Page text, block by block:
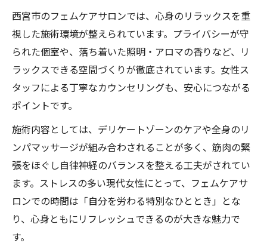
西宮市のフェムケアサロンでは、心身のリラックスを重
視した施術環境が整えられています。プライバシーが守
られた個室や、落ち着いた照明・アロマの香りなど、リ
ラックスできる空間づくりが徹底されています。女性ス
タッフによる丁寧なカウンセリングも、安心につながる
ポイントです。
施術内容としては、デリケートゾーンのケアや全身のリ
ンパマッサージが組み合わされることが多く、筋肉の緊
張をほぐし自律神経のバランスを整える工夫がされてい
ます。ストレスの多い現代女性にとって、フェムケアサ
ロンでの時間は「自分を労わる特別なひととき」とな
り、心身ともにリフレッシュできるのが大きな魅力で
す。